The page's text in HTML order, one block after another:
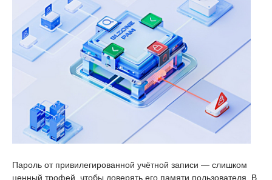
Пароль от привилегированной учётной записи — слишком
ценный трофей, чтобы доверять его памяти пользователя. В